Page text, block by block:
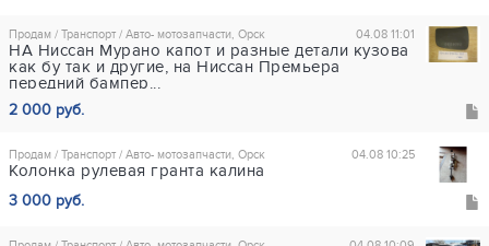
04.08 11:01
Продам / Транспорт / Авто- мотозапчасти, Орск
НА Ниссан Мурано капот и разные детали кузова
как бу так и другие, на Ниссан Премьера
передний бампер...
2 000 руб.
04.08 10:25
Продам / Транспорт / Авто- мотозапчасти, Орск
Колонка рулевая гранта калина
3 000 руб.